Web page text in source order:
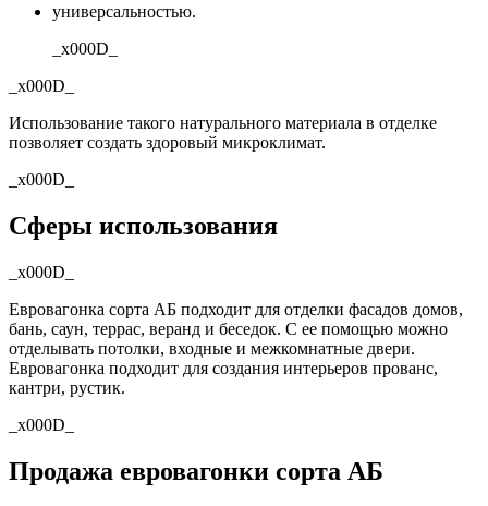
универсальностью.
_x000D_
_x000D_
Использование такого натурального материала в отделке
позволяет создать здоровый микроклимат.
_x000D_
Сферы использования
_x000D_
Евровагонка сорта АБ подходит для отделки фасадов домов,
бань, саун, террас, веранд и беседок. С ее помощью можно
отделывать потолки, входные и межкомнатные двери.
Евровагонка подходит для создания интерьеров прованс,
кантри, рустик.
_x000D_
Продажа евровагонки сорта АБ